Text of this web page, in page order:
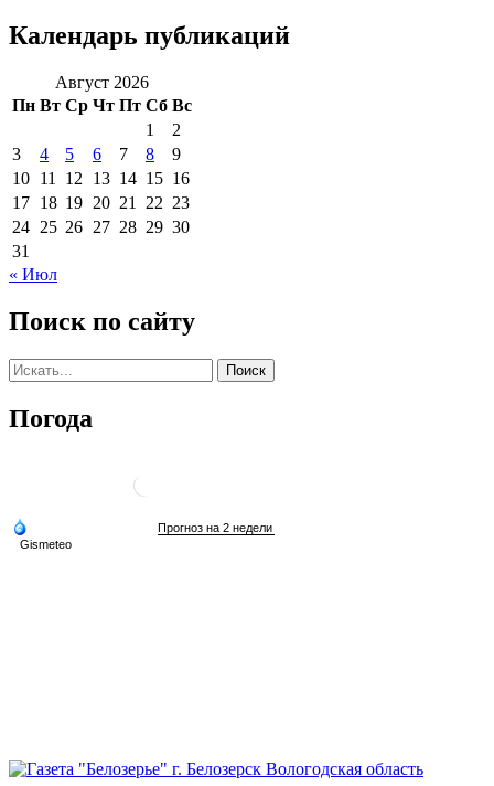
Календарь публикаций
Август 2026
Пн Вт Ср Чт Пт Сб Вс
1
2
3
4 5 6 7 8
9
10 11 12 13 14 15 16
17 18 19 20 21 22 23
24 25 26 27 28 29 30
31
« Июл
Поиск по сайту
Погода